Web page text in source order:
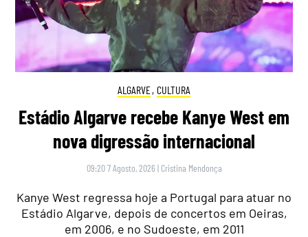
ALGARVE, CULTURA
Estádio Algarve recebe Kanye West em
nova digressão internacional
09:20 7 Agosto, 2026 | Cristina Mendonça
Kanye West regressa hoje a Portugal para atuar no
Estádio Algarve, depois de concertos em Oeiras,
em 2006, e no Sudoeste, em 2011